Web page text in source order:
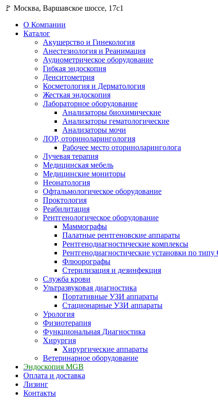
🚩 Москва, Варшавское шоссе, 17с1
О Компании
Каталог
Акушерство и Гинекология
Анестезиология и Реанимация
Аудиометрическое оборудование
Гибкая эндоскопия
Денситометрия
Косметология и Дерматология
Жесткая эндоскопия
Лабораторное оборудование
Анализаторы биохимические
Анализаторы гематологические
Анализаторы мочи
ЛОР, оториноларингология
Рабочее место оториноларинголога
Лучевая терапия
Медицинская мебель
Медицинские мониторы
Неонатология
Офтальмологическое оборудование
Проктология
Реабилитация
Рентгенологическое оборудование
Маммографы
Палатные рентгеновские аппараты
Рентгенодиагностические комплексы
Рентгенодиагностические установки по типу
Флюорографы
Стерилизация и дезинфекция
Служба крови
Ультразвуковая диагностика
Портативные УЗИ аппараты
Стационарные УЗИ аппараты
Урология
Физиотерапия
Функциональная Диагностика
Хирургия
Хирургические аппараты
Ветеринарное оборудование
Эндоскопия MGB
Оплата и доставка
Лизинг
Контакты